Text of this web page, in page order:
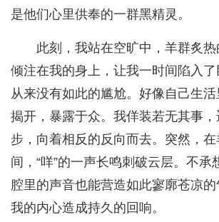
是他们心里供奉的一群黑精灵。
此刻，我站在空旷中，羊群炙
倾注在我的身上，让我一时间陷入
从来没有如此的尴尬。好像自己生
揭开，暴露于众。我佯装若无其事
步，向着相反的反向而去。突然，在
间，“咩”的一声长鸣刺破云层。不承
腔里的声音也能营造如此寥廓苍凉
我的内心造成持久的回响。